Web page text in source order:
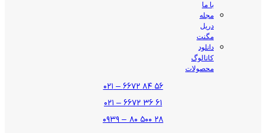
با ما
مجله
دریل
مگنت
دانلود
کاتالوگ
محصولات
۵۶ ۸۴ ۶۶۷۲ – ۰۲۱
۶۱ ۳۶ ۶۶۷۲ – ۰۲۱
۲۸ ۵۰۰ ۸۰ – ۰۹۳۹